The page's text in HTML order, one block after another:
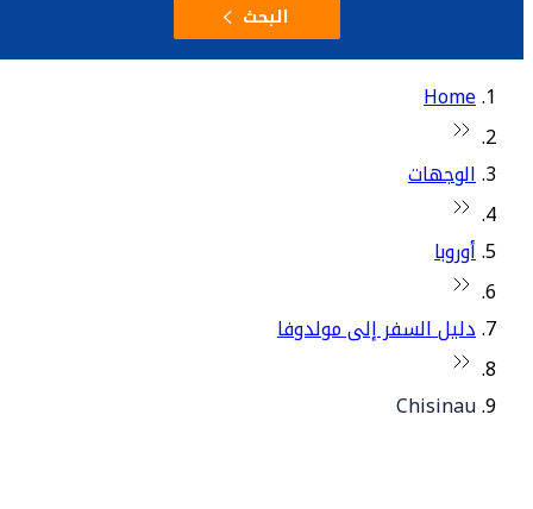
البحث
Home
الوجهات
أوروبا
دليل السفر إلى مولدوفا
Chisinau